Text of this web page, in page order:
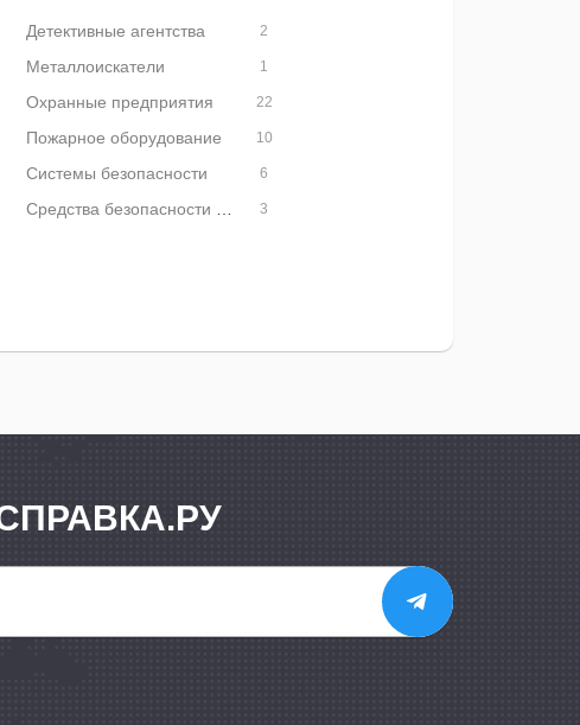
Детективные агентства 2
Металлоискатели 1
Охранные предприятия 22
Пожарное оборудование 10
Системы безопасности 6
3